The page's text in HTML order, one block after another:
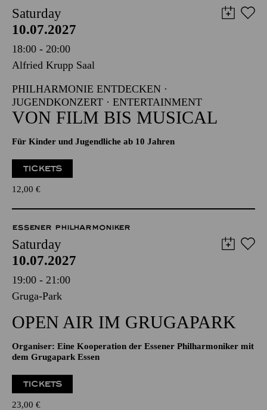
Saturday
10.07.2027
18:00 - 20:00
Alfried Krupp Saal
PHILHARMONIE ENTDECKEN ·
JUGENDKONZERT · ENTERTAINMENT
VON FILM BIS MUSICAL
Für Kinder und Jugendliche ab 10 Jahren
TICKETS
12,00 €
ESSENER PHILHARMONIKER
Saturday
10.07.2027
19:00 - 21:00
Gruga-Park
OPEN AIR IM GRUGAPARK
Organiser: Eine Kooperation der Essener Philharmoniker mit
dem Grugapark Essen
TICKETS
23,00 €